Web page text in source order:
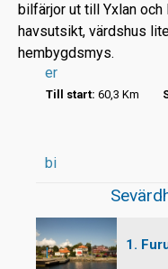
er
bi
l
bilfärjor ut till Yxlan och
havsutsikt, värdshus
hembygdsmys.
Till start: 60,3 Km
1.